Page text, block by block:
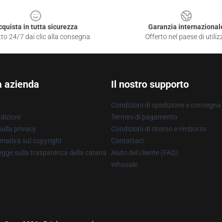
in tutta sicurezza
24/7 dai clic alla consegna
Garanzia
Offerto nel paese di
azienda
privacy
sul copyright
sulla trasparenza della catena
Il nostro supporto
Condizioni di spedizione e consegna
Termini di pagamento
Condizioni di ritorno e rimborso
Contattaci
Aiuto del cliente (FAQ)
Whosale